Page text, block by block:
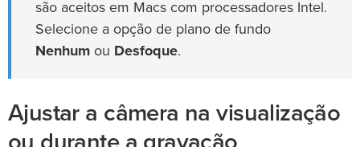
são aceitos em Macs com processadores Intel.
Selecione a opção de plano de fundo
Nenhum ou Desfoque.
Ajustar a câmera na visualização